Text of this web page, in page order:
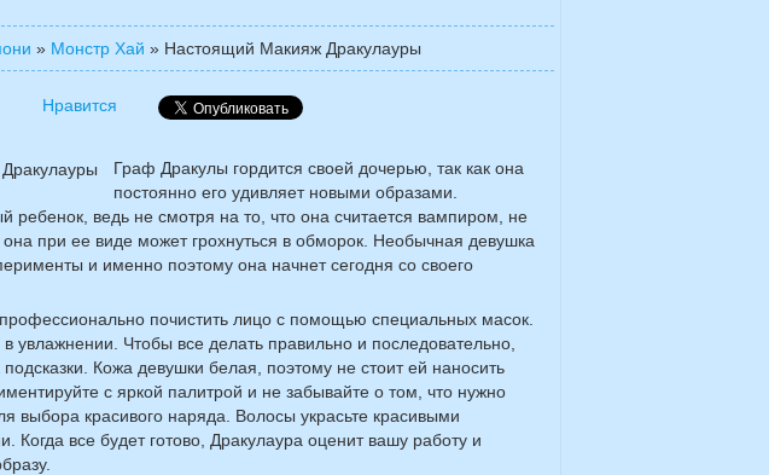
» Монстр Хай » Настоящий Макияж Дракулауры
Нравится
Граф Дракулы гордится своей дочерью, так как она
постоянно его удивляет новыми образами.
ребенок, ведь не смотря на то, что она считается вампиром, не
она при ее виде может грохнуться в обморок. Необычная девушка
и именно поэтому она начнет сегодня со своего
почистить лицо с помощью специальных масок.
увлажнении. Чтобы все делать правильно и последовательно,
Кожа девушки белая, поэтому не стоит ей наносить
с яркой палитрой и не забывайте о том, что нужно
выбора красивого наряда. Волосы украсьте красивыми
Когда все будет готово, Дракулаура оценит вашу работу и